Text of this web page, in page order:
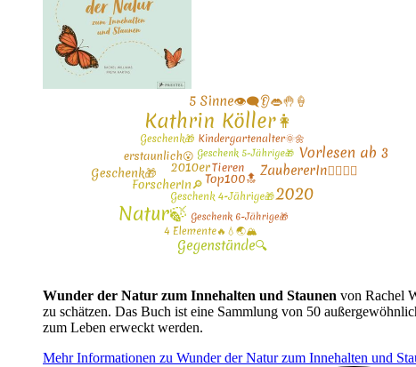
Wunder der Natur zum Innehalten und Staunen von Rachel
zu schätzen. Das Buch ist eine Sammlung von 50
zum Leben erweckt werden.
Mehr Informationen zu Wunder der Natur zum Innehalten und